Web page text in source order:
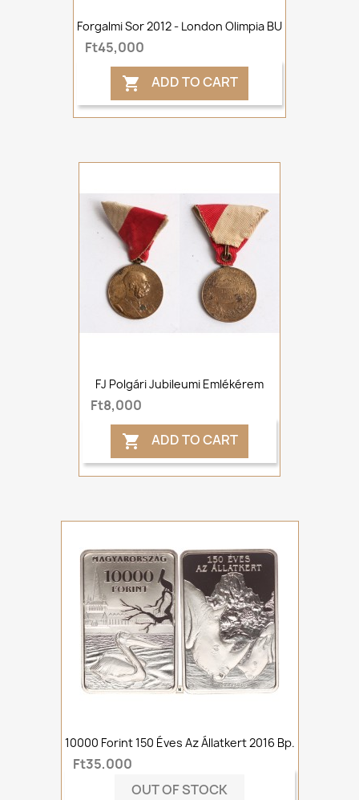
Forgalmi Sor 2012 - London Olimpia BU
Ft45,000
 ADD TO CART
FJ Polgári Jubileumi Emlékérem
Ft8,000
 ADD TO CART
10000 Forint 150 Éves Az Állatkert 2016 Bp.
Ft35,000
OUT OF STOCK